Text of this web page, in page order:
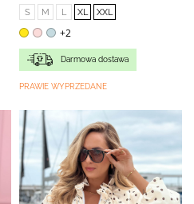
S M L XL XXL
+2
Darmowa dostawa
PRAWIE WYPRZEDANE